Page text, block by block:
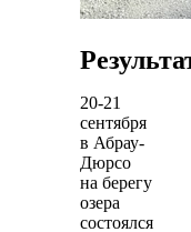
20-21
сентября
в Абрау-
Дюрсо
на берегу
озера
состоялся